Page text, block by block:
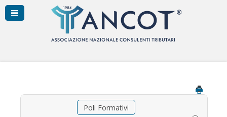
Poli Formativi